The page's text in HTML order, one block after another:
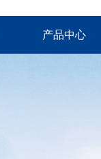
产品中心